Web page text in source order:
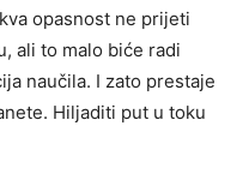
opasnost ne prijeti
ali to malo biće radi
naučila. I zato prestaje
Hiljaditi put u toku